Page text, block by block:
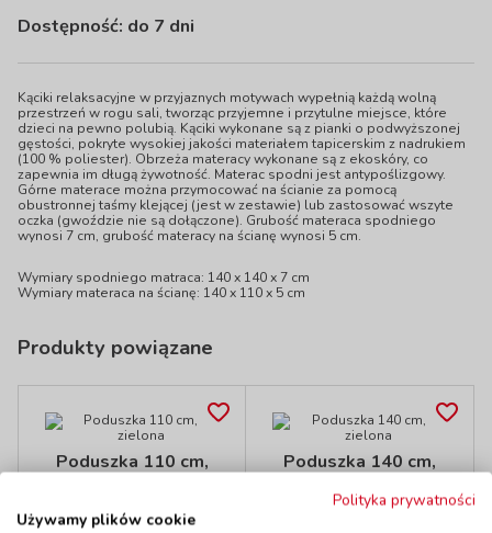
Dostępność: do 7 dni
Kąciki relaksacyjne w przyjaznych motywach wypełnią każdą wolną
przestrzeń w rogu sali, tworząc przyjemne i przytulne miejsce, które
dzieci na pewno polubią. Kąciki wykonane są z pianki o podwyższonej
gęstości, pokryte wysokiej jakości materiałem tapicerskim z nadrukiem
(100 % poliester). Obrzeża materacy wykonane są z ekoskóry, co
zapewnia im długą żywotność. Materac spodni jest antypoślizgowy.
Górne materace można przymocować na ścianie za pomocą
obustronnej taśmy klejącej (jest w zestawie) lub zastosować wszyte
oczka (gwoździe nie są dołączone). Grubość materaca spodniego
wynosi 7 cm, grubość materacy na ścianę wynosi 5 cm.
Wymiary spodniego matraca: 140 x 140 x 7 cm
Wymiary materaca na ścianę: 140 x 110 x 5 cm
Produkty powiązane
Poduszka 110 cm,
Dostępność do 7 dni
Poduszka 140 cm,
kod: EDF200514
Polityka prywatności
Używamy plików cookie